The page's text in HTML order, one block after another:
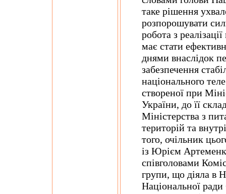
таке рішення
розпорошувати
робота з
має стати
днями внаслідок
забезпечення
національного
створеної при
України, до її
Міністерства з
територій та
того, очільник
із Юрієм
співголовами
групи, що діяла в
Національної